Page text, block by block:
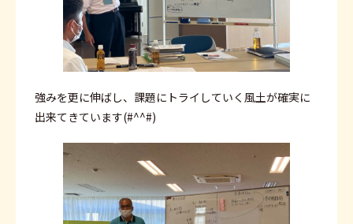
強みを更に伸ばし、課題にトライしていく風土が確実に
出来てきています(#^^#)